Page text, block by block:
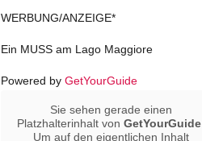
WERBUNG/ANZEIGE*
Ein MUSS am Lago Maggiore
Powered by GetYourGuide
Sie sehen gerade einen
Platzhalterinhalt vonGetYourGuide
Um auf den eigentlichen Inhalt